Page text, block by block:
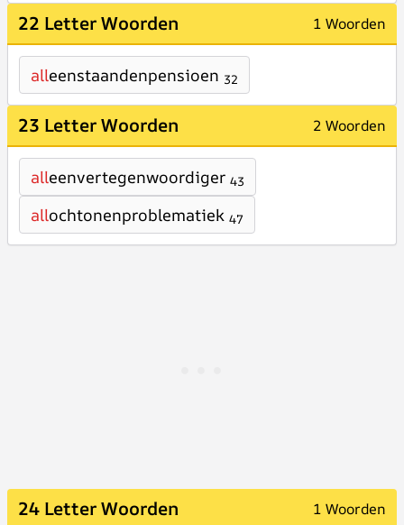
22 Letter Woorden 1 Woorden
alleenstaandenpensioen 32
23 Letter Woorden 2 Woorden
alleenvertegenwoordiger 43
allochtonenproblematiek 47
24 Letter Woorden 1 Woorden